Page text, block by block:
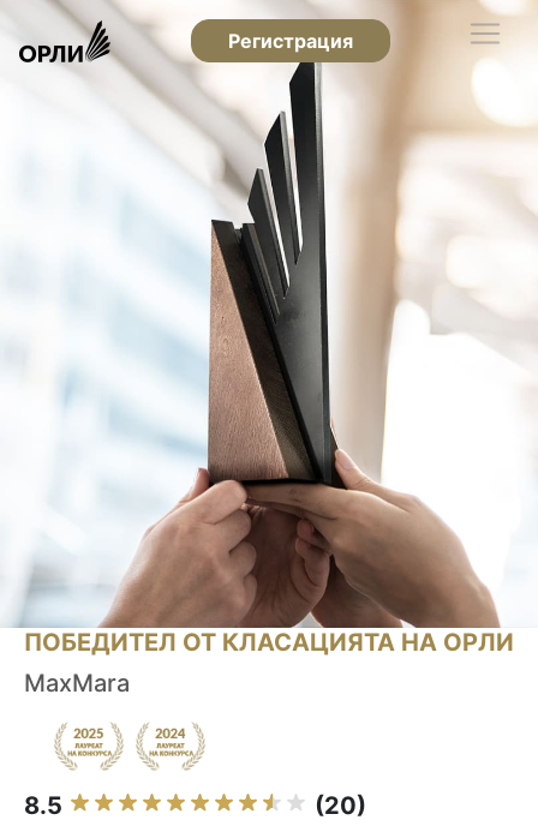
Регистрация
ПОБЕДИТЕЛ ОТ КЛАСАЦИЯТА НА ОРЛИ
MaxMara
8.5 (20)